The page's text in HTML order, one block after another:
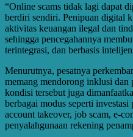
“Online scams tidak lagi dapat
berdiri sendiri. Penipuan digital
aktivitas keuangan ilegal dan
sehingga pencegahannya
terintegrasi, dan berbasis
Menurutnya, pesatnya
memang mendorong inklusi
kondisi tersebut juga
berbagai modus seperti
account takeover, job scam, e-
penyalahgunaan rekening